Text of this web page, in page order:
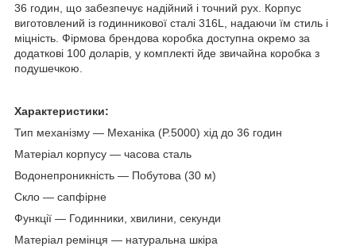
36 годин, що забезпечує надійний і точний рух. Корпус
виготовлений із годинникової сталі 316L, надаючи їм стиль і
міцність. Фірмова брендова коробка доступна окремо за
додаткові 100 доларів, у комплекті йде звичайна коробка з
подушечкою.
Характеристики:
Тип механізму — Механіка (P.5000) хід до 36 годин
Матеріал корпусу — часова сталь
Водонепроникність — Побутова (30 м)
Скло — сапфірне
Функції — Годинники, хвилини, секунди
Матеріал ремінця — натуральна шкіра